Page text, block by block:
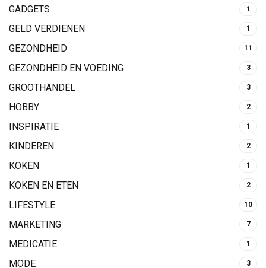
GADGETS 1
GELD VERDIENEN 1
GEZONDHEID 11
GEZONDHEID EN VOEDING 3
GROOTHANDEL 3
HOBBY 2
INSPIRATIE 1
KINDEREN 2
KOKEN 1
KOKEN EN ETEN 2
LIFESTYLE 10
MARKETING 7
MEDICATIE 1
MODE 3